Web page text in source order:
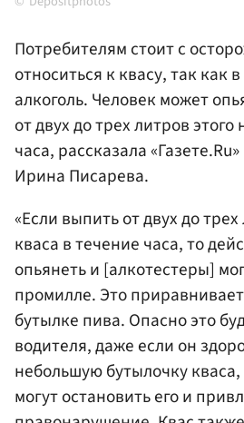
Потребителям стоит с
относиться к квасу, так как
алкоголь. Человек может
от двух до трех литров
часа, рассказала
Ирина Писарева.
«Если выпить от двух до
кваса в течение часа, то
опьянеть и [алкотестеры]
промилле. Это
бутылке пива. Опасно это
водителя, даже если он
небольшую бутылочку
могут остановить его и